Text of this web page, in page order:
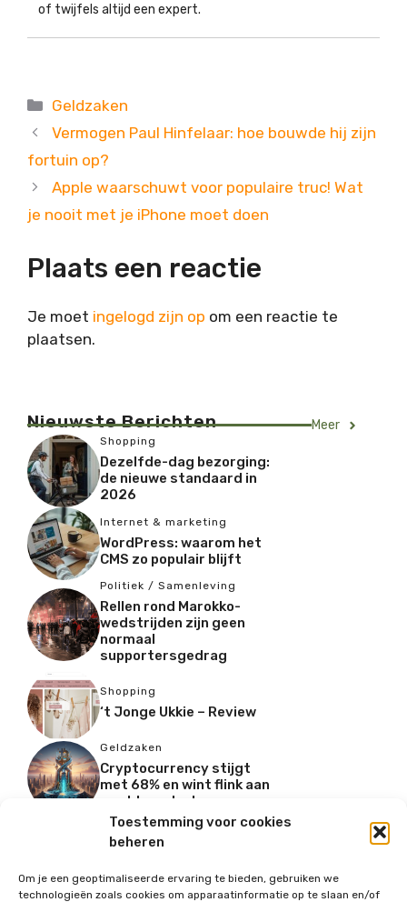
Toestemming voor cookies
beheren
Om je een geoptimaliseerde ervaring te bieden, gebruiken we
technologieën zoals cookies om apparaatinformatie op te slaan en/of
of twijfels altijd een expert.
Categorieën
Geldzaken
Vermogen Paul Hinfelaar: hoe bouwde hij zijn
fortuin op?
Apple waarschuwt voor populaire truc! Wat
je nooit met je iPhone moet doen
Plaats een reactie
Je moet ingelogd zijn op om een reactie te
plaatsen.
Nieuwste Berichten Meer
Shopping
Dezelfde-dag bezorging:
de nieuwe standaard in
2026
Internet & marketing
WordPress: waarom het
CMS zo populair blijft
Politiek / Samenleving
Rellen rond Marokko-
wedstrijden zijn geen
normaal
supportersgedrag
Shopping
‘t Jonge Ukkie – Review
Geldzaken
Cryptocurrency stijgt
met 68% en wint flink aan
marktaandeel
Vastgoed,Wonen
Wonen zonder
Tiny House-revolutie in
2026 pas écht